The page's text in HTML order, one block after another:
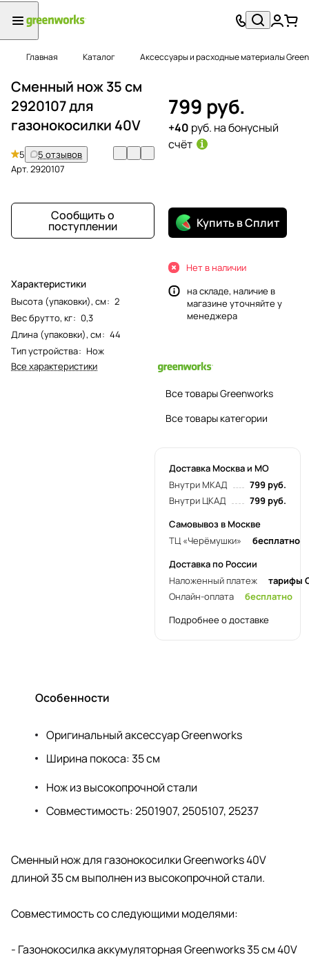
Главная Каталог Аксессуары и расходные материалы
Сменный нож 35 см
2920107 для
газонокосилки 40V
5
5 отзывов
Арт.2920107
Сообщить о
поступлении
Характеристики
Высота (упаковки), см: 2
Вес брутто, кг: 0,3
Длина (упаковки), см: 44
Тип устройства: Нож
Все характеристики
799 руб.
+40 руб. на бонусный
счёт
Купить в Сплит
Нет в наличии
на складе, наличие в
магазине уточняйте у
менеджера
Все товары Greenworks
Все товары категории
Доставка Москва и МО
Внутри МКАД
799 руб.
Внутри ЦКАД
799 руб.
Самовывоз в Москве
ТЦ «Черёмушки»
бесплатно
Доставка по России
Наложенный платеж
тарифы
Онлайн-оплата
бесплатно
Подробнее о доставке
Особенности
Оригинальный аксессуар Greenworks
Ширина покоса: 35 см
Нож из высокопрочной стали
Совместимость: 2501907, 2505107, 25237
Сменный нож для газонокосилки Greenworks 40V
длиной 35 см выполнен из высокопрочной стали.
Совместимость со следующими моделями:
- Газонокосилка аккумуляторная Greenworks 35 см 40V